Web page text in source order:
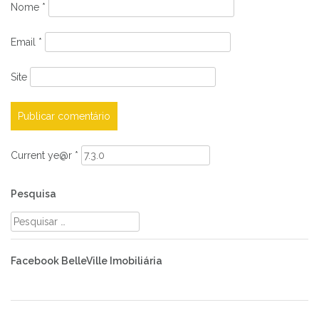
Nome *
Email *
Site
Current ye@r *
Pesquisa
Pesquisar
por:
Facebook BelleVille Imobiliária